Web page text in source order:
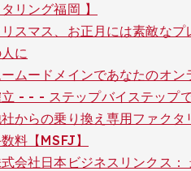
リング福岡 】
リスマス、お正月には素敵なプ
に
ムードメインであなたのオン
- - - ステップバイステップ
からの乗り換え専用ファクタ
料【MSFJ】
会社日本ビジネスリンクス：